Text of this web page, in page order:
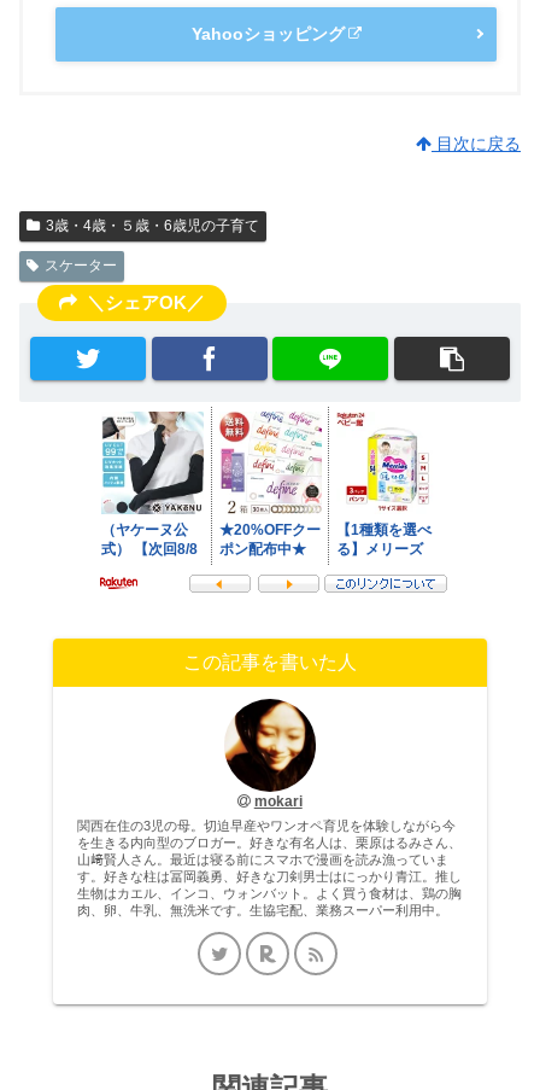
Yahooショッピング
目次に戻る
3歳・4歳・５歳・6歳児の子育て
スケーター
＼シェアOK／
この記事を書いた人
mokari
関西在住の3児の母。切迫早産やワンオペ育児を体験しながら今
を生きる内向型のブロガー。好きな有名人は、栗原はるみさん、
山﨑賢人さん。最近は寝る前にスマホで漫画を読み漁っていま
す。好きな柱は冨岡義勇、好きな刀剣男士はにっかり青江。推し
生物はカエル、インコ、ウォンバット。よく買う食材は、鶏の胸
肉、卵、牛乳、無洗米です。生協宅配、業務スーパー利用中。